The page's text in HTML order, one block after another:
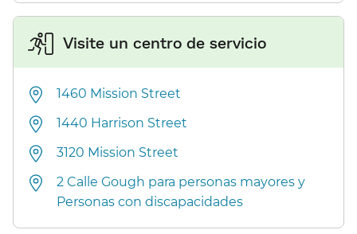
Visite un centro de servicio​​
1460 Mission Street​​
1440 Harrison Street​​
3120 Mission Street​​
2 Calle Gough para personas mayores y
Personas con discapacidades​​